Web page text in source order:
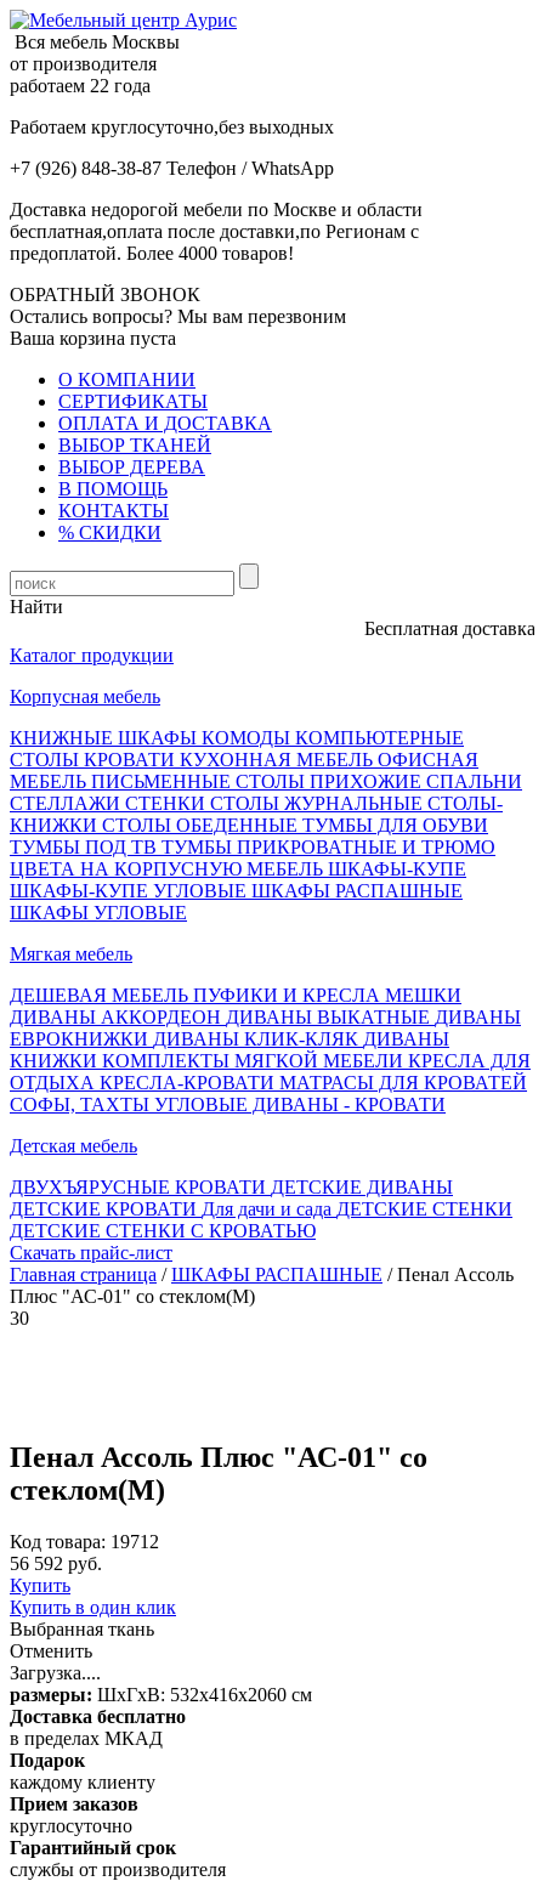
Вся мебель Москвы
от производителя
работаем 22 года
Работаем круглосуточно,без выходных
+7 (926) 848-38-87 Телефон / WhatsApp
Доставка недорогой мебели по Москве и области
бесплатная,оплата после доставки,по Регионам с
предоплатой. Более 4000 товаров!
ОБРАТНЫЙ ЗВОНОК
Остались вопросы? Мы вам перезвоним
Ваша корзина пуста
О КОМПАНИИ
СЕРТИФИКАТЫ
ОПЛАТА И ДОСТАВКА
ВЫБОР ТКАНЕЙ
ВЫБОР ДЕРЕВА
В ПОМОЩЬ
КОНТАКТЫ
% СКИДКИ
Найти
Бесплатная доставка,
Каталог продукции
Корпусная мебель
КНИЖНЫЕ ШКАФЫ КОМОДЫ КОМПЬЮТЕРНЫЕ
СТОЛЫ КРОВАТИ КУХОННАЯ МЕБЕЛЬ ОФИСНАЯ
МЕБЕЛЬ ПИСЬМЕННЫЕ СТОЛЫ ПРИХОЖИЕ СПАЛЬНИ
СТЕЛЛАЖИ СТЕНКИ СТОЛЫ ЖУРНАЛЬНЫЕ СТОЛЫ-
КНИЖКИ СТОЛЫ ОБЕДЕННЫЕ ТУМБЫ ДЛЯ ОБУВИ
ТУМБЫ ПОД ТВ ТУМБЫ ПРИКРОВАТНЫЕ И ТРЮМО
ЦВЕТА НА КОРПУСНУЮ МЕБЕЛЬ ШКАФЫ-КУПЕ
ШКАФЫ-КУПЕ УГЛОВЫЕ ШКАФЫ РАСПАШНЫЕ
ШКАФЫ УГЛОВЫЕ
Мягкая мебель
ДЕШЕВАЯ МЕБЕЛЬ ПУФИКИ И КРЕСЛА МЕШКИ
ДИВАНЫ АККОРДЕОН ДИВАНЫ ВЫКАТНЫЕ ДИВАНЫ
ЕВРОКНИЖКИ ДИВАНЫ КЛИК-КЛЯК ДИВАНЫ
КНИЖКИ КОМПЛЕКТЫ МЯГКОЙ МЕБЕЛИ КРЕСЛА ДЛЯ
ОТДЫХА КРЕСЛА-КРОВАТИ МАТРАСЫ ДЛЯ КРОВАТЕЙ
СОФЫ, ТАХТЫ УГЛОВЫЕ ДИВАНЫ - КРОВАТИ
Детская мебель
ДВУХЪЯРУСНЫЕ КРОВАТИ ДЕТСКИЕ ДИВАНЫ
ДЕТСКИЕ КРОВАТИ Для дачи и сада ДЕТСКИЕ СТЕНКИ
ДЕТСКИЕ СТЕНКИ С КРОВАТЬЮ
Скачать прайс-лист
Главная страница /ШКАФЫ РАСПАШНЫЕ / Пенал Ассоль
Плюс "АС-01" со стеклом(М)
30
Пенал Ассоль Плюс "АС-01" со
стеклом(М)
Код товара: 19712
56 592 руб.
Купить
Купить в один клик
Выбранная ткань
Отменить
Загрузка....
размеры: ШxГxВ: 532x416x2060 см
Доставка бесплатно
в пределах МКАД
Подарок
каждому клиенту
Прием заказов
круглосуточно
Гарантийный срок
службы от производителя